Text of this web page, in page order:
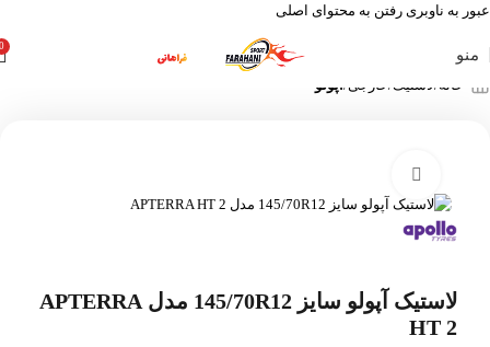
عبور به ناوبری رفتن به محتوای اصلی
منو
خانه لاستیک خارجی آپولو
لاستیک آپولو سایز 145/70R12 مدل APTERRA
HT 2